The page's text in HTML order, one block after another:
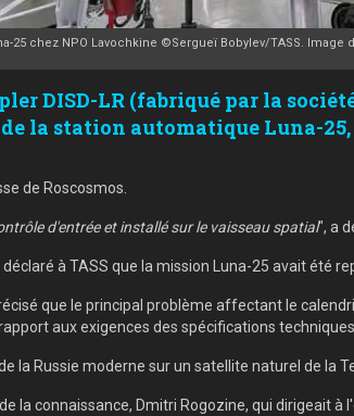
25 chez NPO Lavochkine ©Sergueï Bobylev/TASS. Image
DISD-LR (fabriqué par la
la station automatique Luna-
de Roscosmos.
d'entrée et installé sur le vaisseau spatial", a
à TASS que la mission Luna-25 avait été
que le principal problème affectant le
aux exigences des spécifications
la Russie moderne sur un satellite naturel de la
la connaissance, Dmitri Rogozine, qui dirigeait